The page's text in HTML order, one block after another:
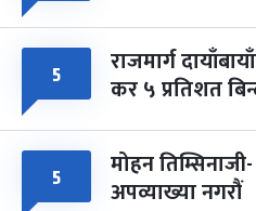
५ राजमार्ग
कर ५ प्रतिशत
५ मोहन
अपव्याख्या नगरौं